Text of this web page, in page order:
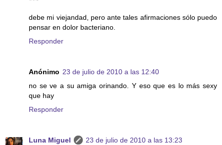
debe mi viejandad, pero ante tales afirmaciones sólo puedo
pensar en dolor bacteriano.
Responder
Anónimo 23 de julio de 2010 a las 12:40
no se ve a su amiga orinando. Y eso que es lo más sexy
que hay
Responder
Luna Miguel
23 de julio de 2010 a las 13:23